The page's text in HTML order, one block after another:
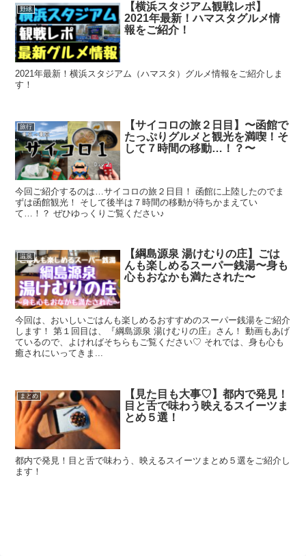
野球
【横浜スタジアム観戦レポ】
2021年最新！ハマスタグルメ情
報をご紹介！
2021年最新！横浜スタジアム（ハマスタ）グルメ情報をご紹介しま
す！
旅行
【サイコロの旅２日目】〜函館で
たっぷりグルメと観光を満喫！そ
して７時間の移動…！？〜
今回ご紹介するのは…サイコロの旅２日目！ 函館に上陸したのでま
ずは函館観光！ そして後半は７時間の移動が待ちかまえてい
て…！？ ぜひゆっくりご覧ください♪
温泉
【綱島源泉 湯けむりの庄】ごは
んも楽しめるスーパー銭湯〜身も
心もおなかも満たされた〜
今回は、おいしいごはんも楽しめるおすすめのスーパー銭湯をご紹介
します！ 第１回目は、『綱島源泉 湯けむりの庄』さん！ 動画もあげ
ているので、よければそちらもご覧ください♡ それでは、身も心も
癒されにいってきま...
まとめ
【見た目も大事♡】都内で発見！
目と舌で味わう映えるスイーツま
とめ５選！
都内で発見！目と舌で味わう、映えるスイーツまとめ５選をご紹介し
ます！